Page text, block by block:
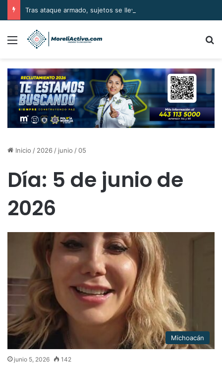
Menú
Inicio / 2026 / junio /05
Día: 5 de junio de
2026
Michoacán
junio 5, 2026 142